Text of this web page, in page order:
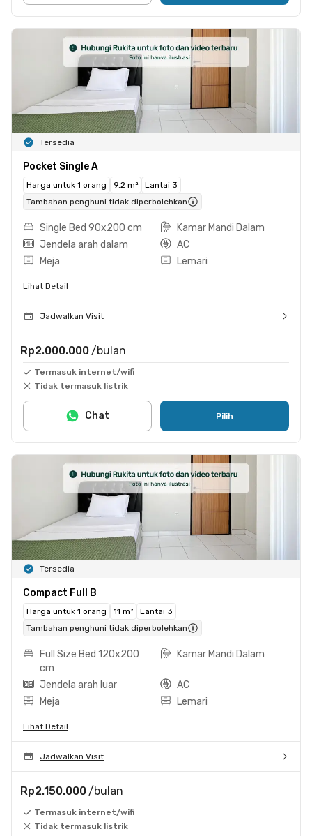
Tersedia
Pocket Single A
Harga untuk 1 orang 9.2 m²
Lantai 3
Tambahan penghuni tidak diperbolehkan
Single Bed 90x200 cm
Kamar Mandi Dalam
Jendela arah dalam
AC
Meja
Lemari
Lihat Detail
Jadwalkan Visit
Rp2.000.000 /bulan
Termasuk internet/wifi
Tidak termasuk listrik
Pilih
Chat
Tersedia
Compact Full B
Harga untuk 1 orang 11 m²
Lantai 3
Tambahan penghuni tidak diperbolehkan
Full Size Bed 120x200
cm
Kamar Mandi Dalam
Jendela arah luar
AC
Meja
Lemari
Lihat Detail
Jadwalkan Visit
Rp2.150.000 /bulan
Termasuk internet/wifi
Tidak termasuk listrik